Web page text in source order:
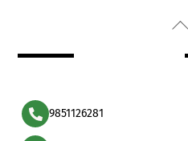
9851126281